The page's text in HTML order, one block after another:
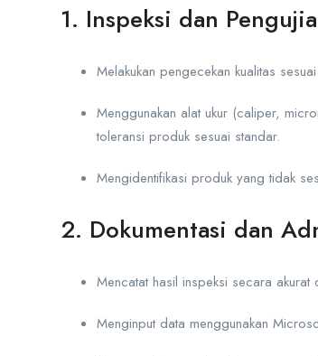
1. Inspeksi dan
Melakukan pengecekan kualitas
Menggunakan alat ukur (caliper,
toleransi produk sesuai standar.
Mengidentifikasi produk yang tidak
2. Dokumentasi dan
Mencatat hasil inspeksi secara akurat
Menginput data menggunakan